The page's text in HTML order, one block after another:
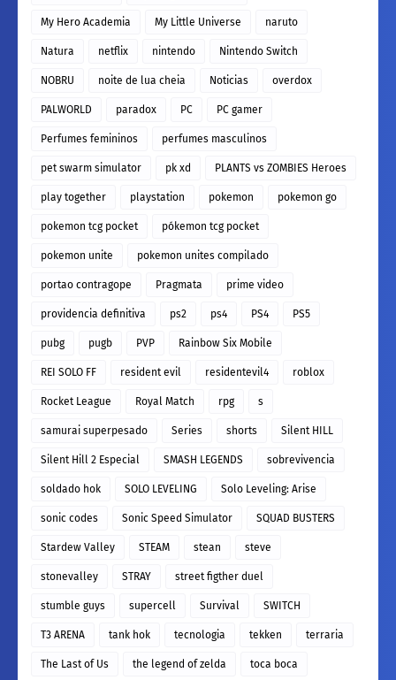
My Hero Academia My Little Universe naruto
Natura netflix nintendo Nintendo Switch
NOBRU noite de lua cheia Noticias overdox
PALWORLD paradox PC PC gamer
Perfumes femininos perfumes masculinos
pet swarm simulator pk xd PLANTS vs ZOMBIES Heroes
play together playstation pokemon pokemon go
pokemon tcg pocket pókemon tcg pocket
pokemon unite pokemon unites compilado
portao contragope Pragmata prime video
providencia definitiva ps2 ps4 PS4 PS5
pubg pugb PVP Rainbow Six Mobile
REI SOLO FF resident evil residentevil4 roblox
Rocket League Royal Match rpg s
samurai superpesado Series shorts Silent HILL
Silent Hill 2 Especial SMASH LEGENDS sobrevivencia
soldado hok SOLO LEVELING Solo Leveling: Arise
sonic codes Sonic Speed Simulator SQUAD BUSTERS
Stardew Valley STEAM stean steve
stonevalley STRAY street figther duel
stumble guys supercell Survival SWITCH
T3 ARENA tank hok tecnologia tekken terraria
The Last of Us the legend of zelda toca boca